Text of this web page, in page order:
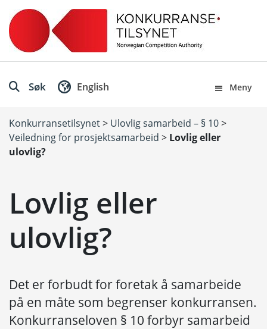
Søk Meny
English
Konkurransetilsynet> Ulovlig samarbeid – § 10>
Veiledning for prosjektsamarbeid > Lovlig eller
ulovlig?
Lovlig eller
ulovlig?
Det er forbudt for foretak å samarbeide
på en måte som begrenser konkurransen.
Konkurranseloven § 10 forbyr samarbeid